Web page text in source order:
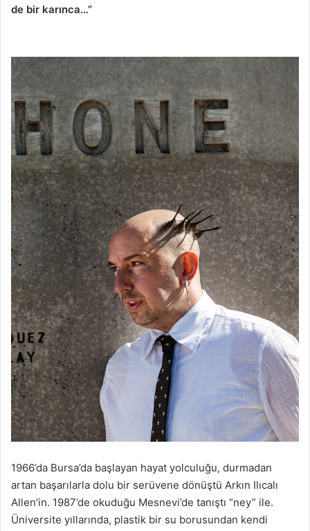
de bir karınca…”
1966’da Bursa’da başlayan hayat yolculuğu, durmadan
artan başarılarla dolu bir serüvene dönüştü Arkın Ilıcalı
Allen’in. 1987’de okuduğu Mesnevi’de tanıştı “ney” ile.
Üniversite yıllarında, plastik bir su borusundan kendi